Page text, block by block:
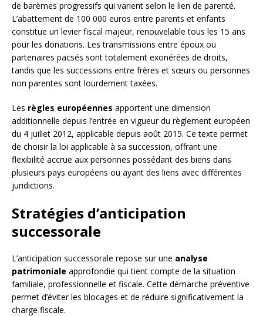
de barèmes progressifs qui varient selon le lien de parenté.
L’abattement de 100 000 euros entre parents et enfants
constitue un levier fiscal majeur, renouvelable tous les 15 ans
pour les donations. Les transmissions entre époux ou
partenaires pacsés sont totalement exonérées de droits,
tandis que les successions entre frères et sœurs ou personnes
non parentes sont lourdement taxées.
Les règles européennes apportent une dimension
additionnelle depuis l’entrée en vigueur du règlement européen
du 4 juillet 2012, applicable depuis août 2015. Ce texte permet
de choisir la loi applicable à sa succession, offrant une
flexibilité accrue aux personnes possédant des biens dans
plusieurs pays européens ou ayant des liens avec différentes
juridictions.
Stratégies d’anticipation
successorale
L’anticipation successorale repose sur une analyse
patrimoniale approfondie qui tient compte de la situation
familiale, professionnelle et fiscale. Cette démarche préventive
permet d’éviter les blocages et de réduire significativement la
charge fiscale.